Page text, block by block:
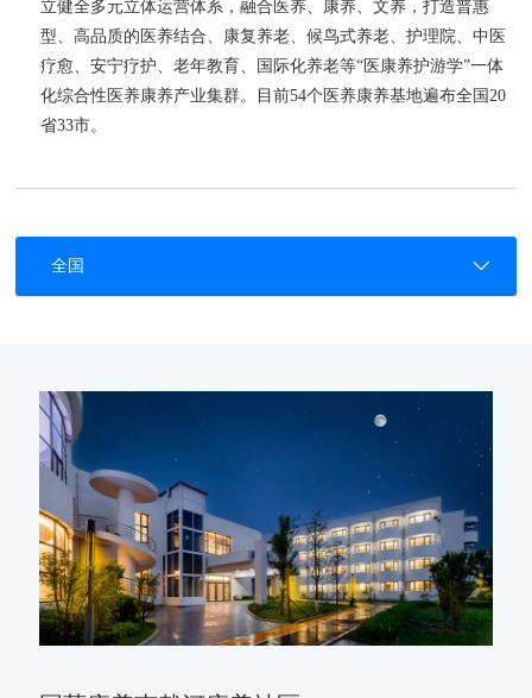
立健全多元立体运营体系，融合医养、康养、文养，打造普惠
型、高品质的医养结合、康复养老、候鸟式养老、护理院、中医
疗愈、安宁疗护、老年教育、国际化养老等“医康养护游学”一体
化综合性医养康养产业集群。目前54个医养康养基地遍布全国20
省33市。
全国